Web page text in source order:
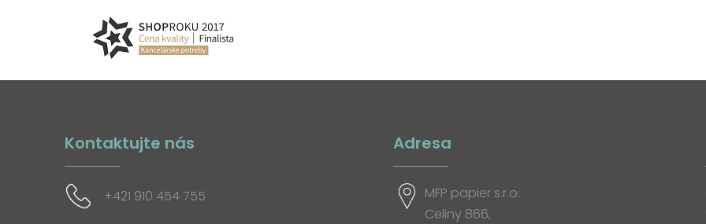
Kontaktujte nás
+421 910 454 755
Adresa
MFP papier s.r.o.
Celiny 866,